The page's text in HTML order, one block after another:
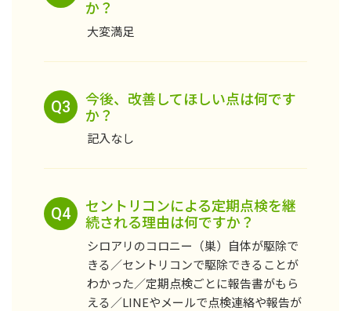
か？
大変満足
Q3
今後、改善してほしい点は何です
か？
記入なし
Q4
セントリコンによる定期点検を継
続される理由は何ですか？
シロアリのコロニー（巣）自体が駆除で
きる／セントリコンで駆除できることが
わかった／定期点検ごとに報告書がもら
える／LINEやメールで点検連絡や報告が